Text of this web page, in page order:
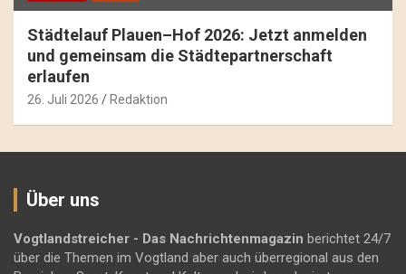
Städtelauf Plauen–Hof 2026: Jetzt anmelden
und gemeinsam die Städtepartnerschaft
erlaufen
26. Juli 2026 Redaktion
Über uns
Vogtlandstreicher - Das Nachrichtenmagazin berichtet 24/7
über die Themen im Vogtland aber auch überregional aus den